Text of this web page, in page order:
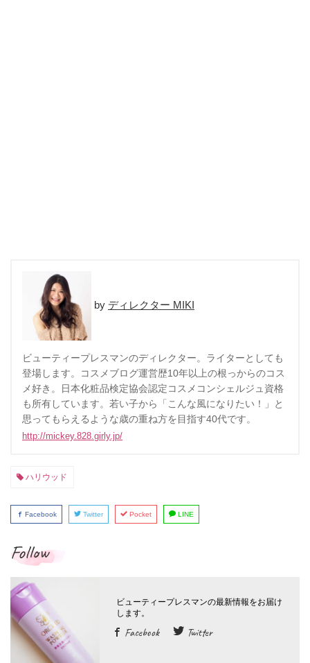
ディレクター MIKI
ビューティープレスマンのディレクター。ライターとしても
登場します。コスメブログ運営歴10年以上の根っからのコス
メ好き。日本化粧品検定協会認定コスメコンシェルジュ資格
も所有しています。若い子から「こんな風になりたい！」と
思ってもらえるような歳の重ね方を目指す40代です。
http://mickey.828.girly.jp/
ハリウッド
Facebook Twitter Pocket LINE
Follow
Facebook Twitter